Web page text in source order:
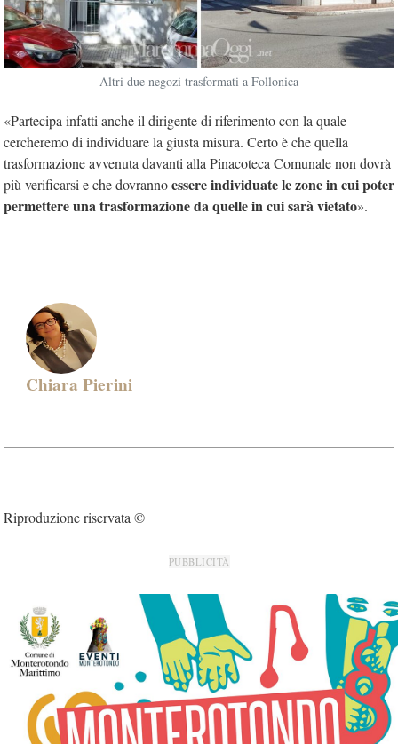
Altri due negozi trasformati a Follonica
«Partecipa infatti anche il dirigente di riferimento con la quale
cercheremo di individuare la giusta misura. Certo è che quella
trasformazione avvenuta davanti alla Pinacoteca Comunale non dovrà
più verificarsi e che dovrannoessere individuate le zone in cui poter
permettere una trasformazione da quelle in cui sarà vietato».
Chiara Pierini
Riproduzione riservata ©
PUBBLICITÀ